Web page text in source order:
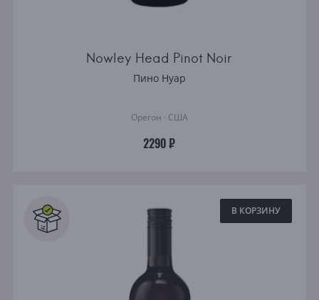
Nowley Head Pinot Noir
Пино Нуар
Орегон · США
2290 ₽
В КОРЗИНУ